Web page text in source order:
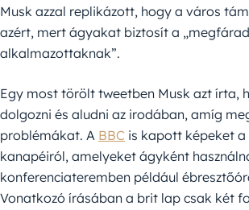
Musk azzal replikázott, hogy a város
azért, mert ágyakat biztosít a
alkalmazottaknak”.
Egy most törölt tweetben Musk azt írta,
dolgozni és aludni az irodában, amíg
problémákat. A BBC is kapott képeket a
kanapéiról, amelyeket ágyként
konferenciateremben például
Vonatkozó írásában a brit lap csak két